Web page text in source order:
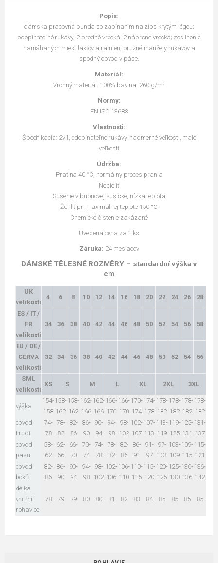
Popis:
dámska pracovná bunda so zapínaním na zips krytým légou;
odopínateľné rukávy; 2 predné vrecká, 2 náprsné vrecká; zosilnenie
namáhaných miest lakťov a ramien; pružné manžety rukávov a
spodný obvod v páse.
Materiál:
Vrchný materiál: 100% bavlna, 260 g/m²
Normy:
EN ISO 13688
Vlastnosti:
Špecifikácia: 2v1, odopínateľné rukávy, nadmerné veľkosti, malé
veľkosti
Údržba:
Prať na 40 °C, normálny proces prania
Nebieliť
Sušenie v bubnovej sušičke, nízka teplota
Žehliť pri maximálnej teplote 150 °C
Chemické čistenie zakázané
Uvedená cena za 1 ks
Záruka: 24 mesiacov
DÁMSKÉ TĚLESNÉ ROZMĚRY – standardní výška v
cm
UK
velikosti
4 6 8 10 12 14 16 18 20 22 24 26 28
ES / IT /
FR
velikosti
34 36 38 40 42 44 46 48 50 52 54 56 58
EU / DE /
CERVA
velikosti
32 34 36 38 40 42 44 46 48 50 52 54 56
SML
velikosti
XS S M L XL 2XL 3XL
výška
154-
158
158-
162
158-
162
162-
166
162-
166
166-
170
166-
170
170-
174
174-
178
178-
182
178-
182
178-
182
178-
182
obvod
hrudi
74-
78
78-
82
82-
86
86-
90
90-
94
94-
98
98-
102
102-
107
107-
113
113-
119
119-
125
125-
131
131-
137
obvod
pasu
58-
62
62-
66
66-
70
70-
74
74-
78
78-
82
82-
86
86-
91
91-
97
97-
103
103-
109
109-
115
115-
121
obvod
boků
82-
86
86-
90
90-
94
94-
98
98-
102
102-
106
106-
110
110-
115
115-
120
120-
125
125-
130
130-
136
136-
142
délka
vnitřní
nohavice
78 79 79 80 80 81 82 83 84 85 85 85 85